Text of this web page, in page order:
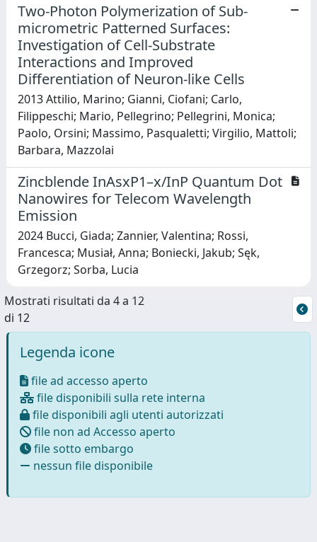
Two-Photon Polymerization of Sub-
micrometric Patterned Surfaces:
Investigation of Cell-Substrate
Interactions and Improved
Differentiation of Neuron-like Cells
2013 Attilio, Marino; Gianni, Ciofani; Carlo,
Filippeschi; Mario, Pellegrino; Pellegrini, Monica;
Paolo, Orsini; Massimo, Pasqualetti; Virgilio, Mattoli;
Barbara, Mazzolai
Zincblende InAsxP1–x/InP Quantum Dot
Nanowires for Telecom Wavelength
Emission
2024 Bucci, Giada; Zannier, Valentina; Rossi,
Francesca; Musiał, Anna; Boniecki, Jakub; Sęk,
Grzegorz; Sorba, Lucia
Mostrati risultati da 4 a 12
di 12
Legenda icone
file ad accesso aperto
file disponibili sulla rete interna
file disponibili agli utenti autorizzati
file non ad Accesso aperto
file sotto embargo
nessun file disponibile